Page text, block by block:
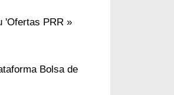
'Ofertas PRR »
Bolsa de